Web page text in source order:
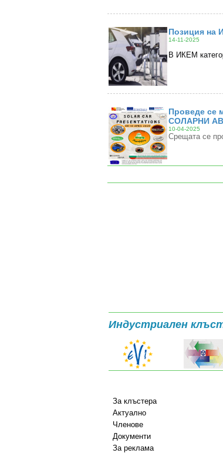
Позиция на
14-11-2025
В ИКЕМ
Проведе се
СОЛАРНИ
10-04-2025
Срещата се
Индустриален
За клъстера
Актуално
Членове
Документи
За реклама